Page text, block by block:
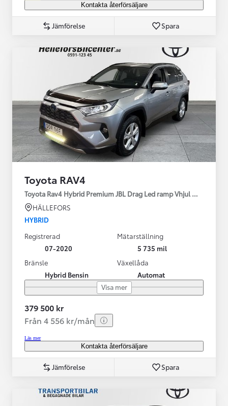
Kontakta återförsäljare
Jämförelse Spara
Toyota RAV4
Toyota Rav4 Hybrid Premium JBL Drag Led ramp Vhjul motorv
HÄLLEFORS
HYBRID
Registrerad
07-2020
Mätarställning
5 735 mil
Bränsle
Hybrid Bensin
Växellåda
Automat
Visa mer
379 500 kr
Från 4 556 kr/mån
Läs mer
Kontakta återförsäljare
Jämförelse Spara